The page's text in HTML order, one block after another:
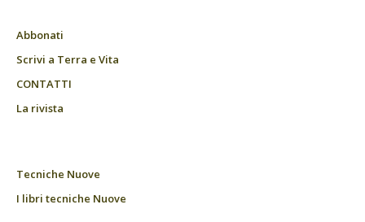
Abbonati
Scrivi a Terra e Vita
CONTATTI
La rivista
Tecniche Nuove
I libri tecniche Nuove